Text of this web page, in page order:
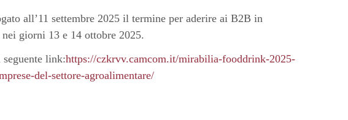
all’11 settembre 2025 il termine per aderire ai B2B in
giorni 13 e 14 ottobre 2025.
link:https://czkrvv.camcom.it/mirabilia-fooddrink-2025-
del-settore-agroalimentare/